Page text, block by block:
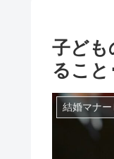
子ども
ること
結婚マナー